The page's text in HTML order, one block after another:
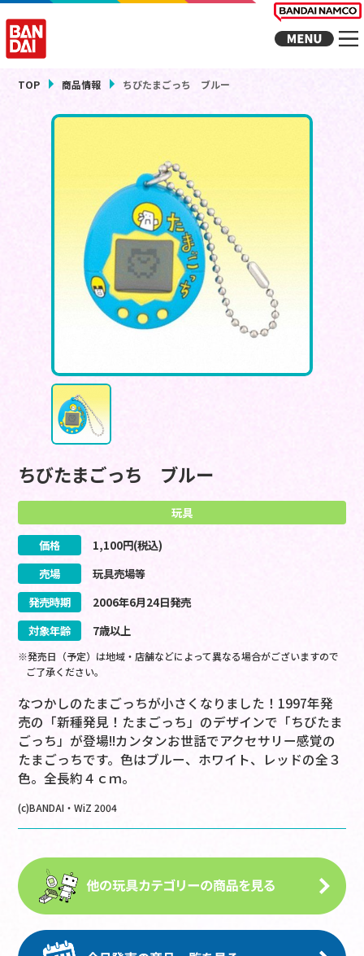
TOP 商品情報 ちびたまごっち ブルー
ちびたまごっち ブルー
玩具
価格 1,100円(税込)
売場
玩具売場等
発売時期
2006年6月24日発売
対象年齢
7歳以上
※発売日（予定）は地域・店舗などによって異なる場合がございますので
ご了承ください。
なつかしのたまごっちが小さくなりました！1997年発
売の「新種発見！たまごっち」のデザインで「ちびたま
ごっち」が登場!!カンタンお世話でアクセサリー感覚の
たまごっちです。色はブルー、ホワイト、レッドの全３
色。全長約４ｃｍ。
(c)BANDAI・WiZ 2004